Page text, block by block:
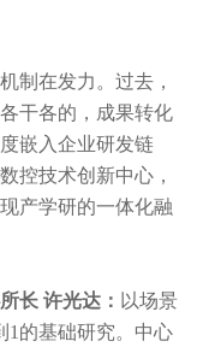
制在发力。过去，
干各的，成果转化
嵌入企业研发链
控技术创新中心，
产学研的一体化融
长 许光达： 以场景
1的基础研究。中心